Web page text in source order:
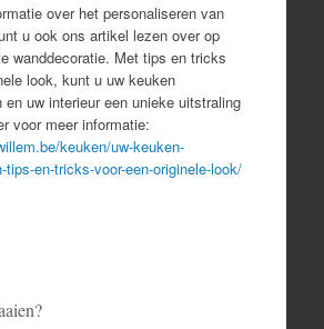
over het personaliseren van
u ook ons artikel lezen over op
wanddecoratie. Met tips en tricks
look, kunt u uw keuken
en uw interieur een unieke uitstraling
voor meer informatie:
keuken/uw-keuken-
tips-en-tricks-voor-een-originele-look/